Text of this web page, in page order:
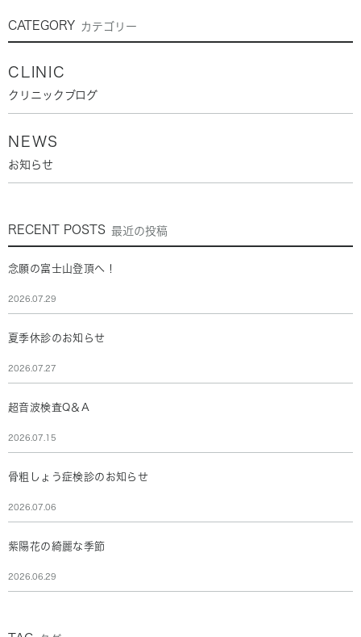
CATEGORY カテゴリー
CLINIC
クリニックブログ
NEWS
お知らせ
RECENT POSTS 最近の投稿
念願の富士山登頂へ！
2026.07.29
夏季休診のお知らせ
2026.07.27
超音波検査Q＆A
2026.07.15
骨粗しょう症検診のお知らせ
2026.07.06
紫陽花の綺麗な季節
2026.06.29